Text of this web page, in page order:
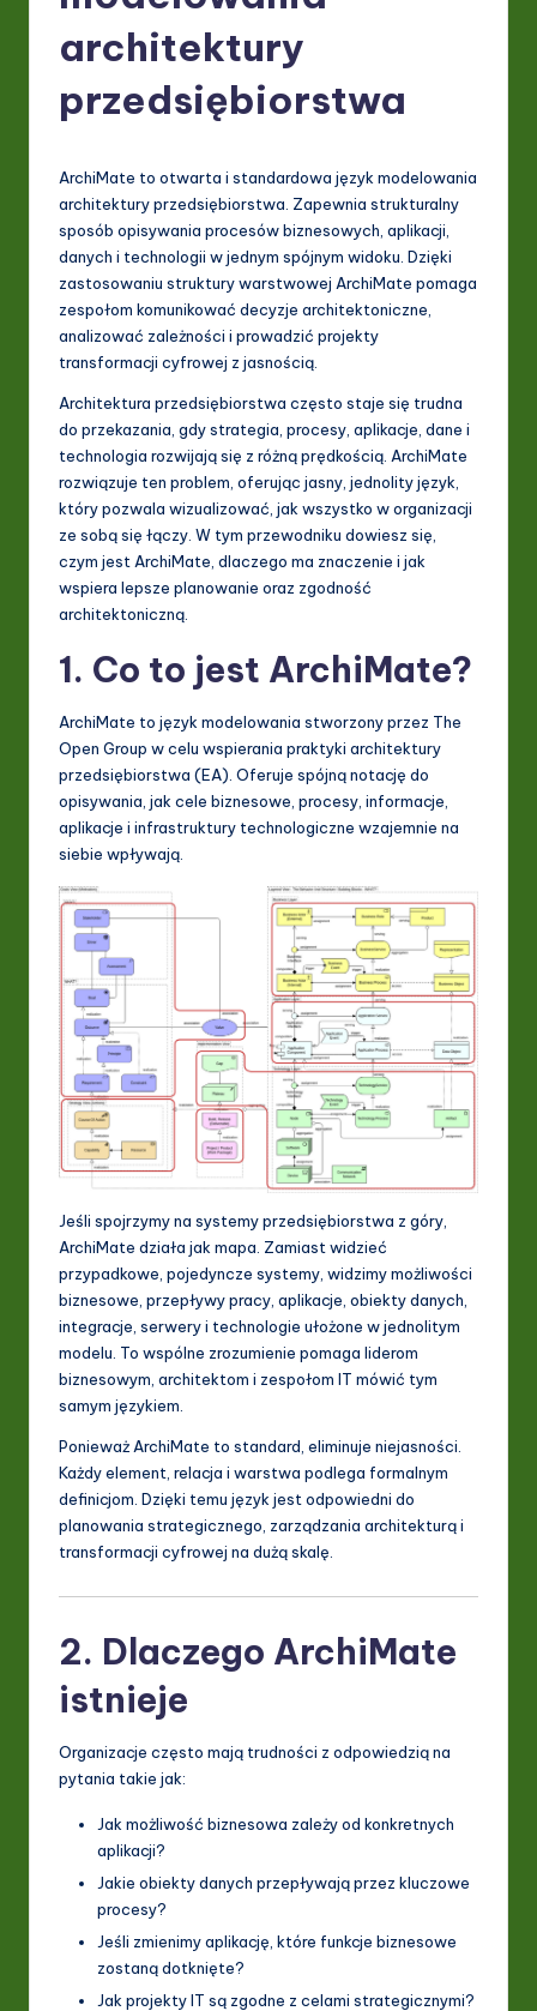
L
in
A
&
ft
w
In
o
ti
o
architektury
przedsiębiorstwa
ArchiMate to otwarta i standardowa język modelowania
architektury przedsiębiorstwa. Zapewnia strukturalny
sposób opisywania procesów biznesowych, aplikacji,
danych i technologii w jednym spójnym widoku. Dzięki
zastosowaniu struktury warstwowej ArchiMate pomaga
zespołom komunikować decyzje architektoniczne,
analizować zależności i prowadzić projekty
transformacji cyfrowej z jasnością.
Architektura przedsiębiorstwa często staje się trudna
do przekazania, gdy strategia, procesy, aplikacje, dane i
technologia rozwijają się z różną prędkością. ArchiMate
rozwiązuje ten problem, oferując jasny, jednolity język,
który pozwala wizualizować, jak wszystko w organizacji
ze sobą się łączy. W tym przewodniku dowiesz się,
czym jest ArchiMate, dlaczego ma znaczenie i jak
wspiera lepsze planowanie oraz zgodność
architektoniczną.
1. Co to jest ArchiMate?
ArchiMate to język modelowania stworzony przez The
Open Group w celu wspierania praktyki architektury
przedsiębiorstwa (EA). Oferuje spójną notację do
opisywania, jak cele biznesowe, procesy, informacje,
aplikacje i infrastruktury technologiczne wzajemnie na
siebie wpływają.
Jeśli spojrzymy na systemy przedsiębiorstwa z góry,
ArchiMate działa jak mapa. Zamiast widzieć
przypadkowe, pojedyncze systemy, widzimy możliwości
biznesowe, przepływy pracy, aplikacje, obiekty danych,
integracje, serwery i technologie ułożone w jednolitym
modelu. To wspólne zrozumienie pomaga liderom
biznesowym, architektom i zespołom IT mówić tym
samym językiem.
Ponieważ ArchiMate to standard, eliminuje niejasności.
Każdy element, relacja i warstwa podlega formalnym
definicjom. Dzięki temu język jest odpowiedni do
planowania strategicznego, zarządzania architekturą i
transformacji cyfrowej na dużą skalę.
2. Dlaczego ArchiMate
istnieje
Organizacje często mają trudności z odpowiedzią na
pytania takie jak:
Jak możliwość biznesowa zależy od konkretnych
aplikacji?
Jakie obiekty danych przepływają przez kluczowe
procesy?
Jeśli zmienimy aplikację, które funkcje biznesowe
zostaną dotknięte?
Jak projekty IT są zgodne z celami strategicznymi?